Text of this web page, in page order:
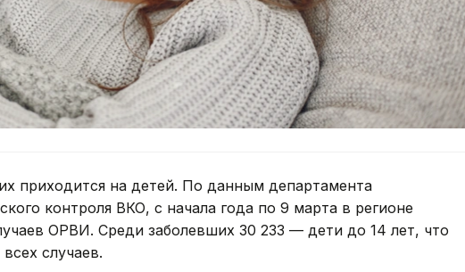
приходится на детей. По данным департамента
контроля ВКО, с начала года по 9 марта в регионе
ОРВИ. Среди заболевших 30 233 — дети до 14 лет, что
случаев.